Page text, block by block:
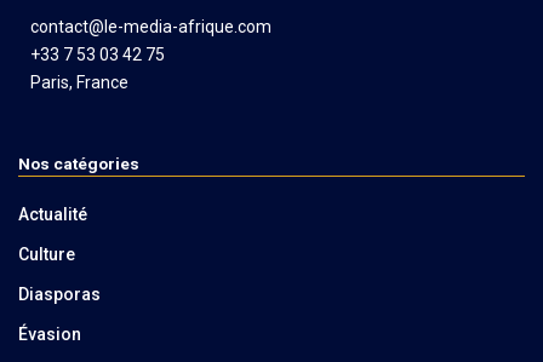
contact@le-media-afrique.com
+33 7 53 03 42 75
Paris, France
Nos catégories
Actualité
Culture
Diasporas
Évasion